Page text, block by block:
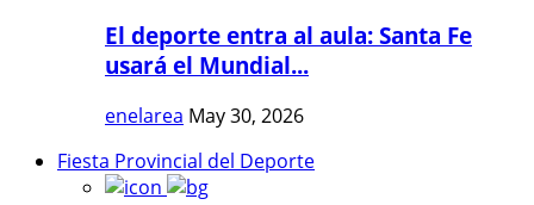
El deporte entra al aula: Santa Fe
usará el Mundial...
enelarea May 30, 2026
Fiesta Provincial del Deporte